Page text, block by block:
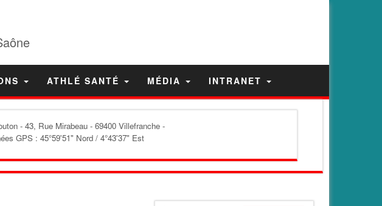
ATHLÉ SANTÉ MÉDIA INTRANET
- 43, Rue Mirabeau - 69400 Villefranche -
GPS : 45°59'51" Nord / 4°43'37" Est